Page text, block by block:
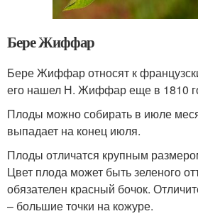
Бере Жиффар
Бере Жиффар относят к
его нашел Н. Жиффар еще в 1810
Плоды можно собирать в июле
выпадает на конец июля.
Плоды отличатся крупным
Цвет плода может быть зеленого
обязателен красный бочок.
– большие точки на кожуре.